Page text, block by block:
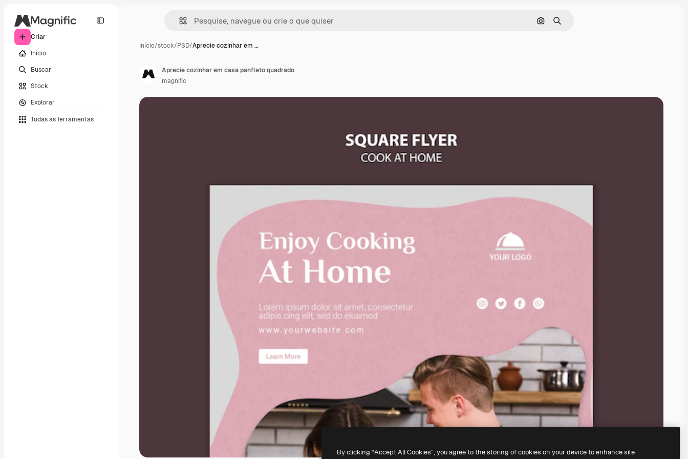
Criar
Início
Buscar
Stock
Explorar
Todas as ferramentas
Pesquisar por imagem
Buscar
Início/stock/PSD/Aprecie cozinhar em …
Aprecie cozinhar em casa panfleto quadrado
magnific
By clicking “Accept All Cookies”, you agree to the storing of cookies on your device to enhance site